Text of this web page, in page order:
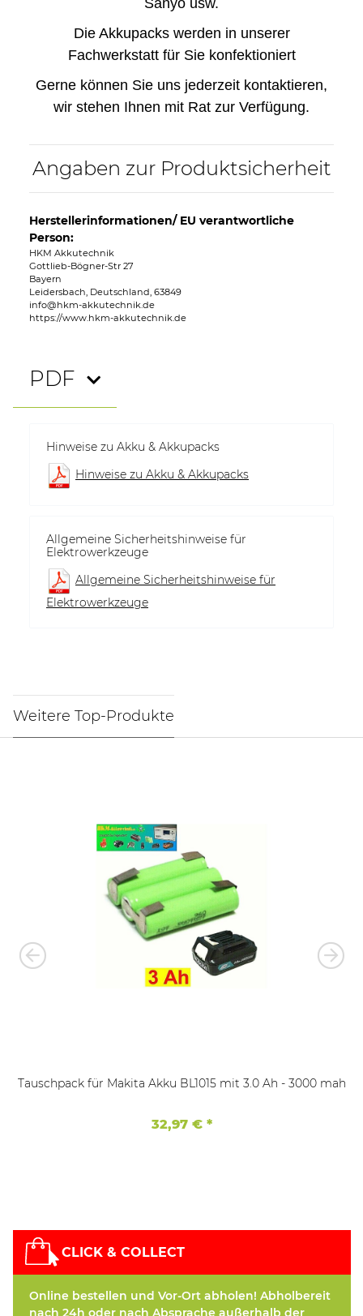
Die Akkupacks werden in unserer
Fachwerkstatt für Sie konfektioniert
Gerne können Sie uns jederzeit kontaktieren,
wir stehen Ihnen mit Rat zur Verfügung.
Angaben zur Produktsicherheit
Herstellerinformationen/ EU verantwortliche
Person:
HKM Akkutechnik
Gottlieb-Bögner-Str 27
Bayern
Leidersbach, Deutschland, 63849
info@hkm-akkutechnik.de
https://www.hkm-akkutechnik.de
PDF
Hinweise zu Akku & Akkupacks
Hinweise zu Akku & Akkupacks
Allgemeine Sicherheitshinweise für
Elektrowerkzeuge
Allgemeine Sicherheitshinweise für
Elektrowerkzeuge
Weitere Top-Produkte
Tauschpack für Makita Akku BL1015 mit 3.0 Ah - 3000 mah
32,97 € *
CLICK & COLLECT
Online bestellen und Vor-Ort abholen! Abholbereit
nach 24h oder nach Absprache außerhalb der